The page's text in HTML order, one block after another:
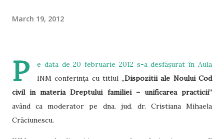
March 19, 2012
P
e data de 20 februarie 2012 s-a desfășurat în Aula
INM conferința cu titlul „Dispozitii ale Noului Cod
civil in materia Dreptului familiei – unificarea practicii”
având ca moderator pe dna. jud. dr. Cristiana Mihaela
Crăciunescu.